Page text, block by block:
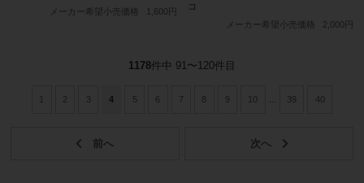
メーカー希望小売価格
1,600円
コ
メーカー希望小売価格
2,000円
1178件中 91〜120件目
2 3 4 5 6 7 8 9 10 39 40